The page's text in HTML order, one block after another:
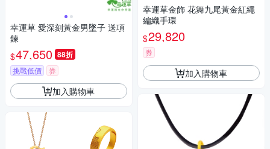
幸運草 愛深刻黃金男墜子 送項
鍊
$47,650 88折
挑戰低價 券
加入購物車
幸運草金飾 花舞九尾黃金紅繩
編織手環
$29,820
券
加入購物車